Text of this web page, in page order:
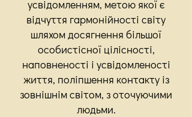
усвідомленням, метою якої є
відчуття гармонійності світу
шляхом досягнення більшої
особистісної цілісності,
наповненості і усвідомленості
життя, поліпшення контакту із
зовнішнім світом, з оточуючими
людьми.